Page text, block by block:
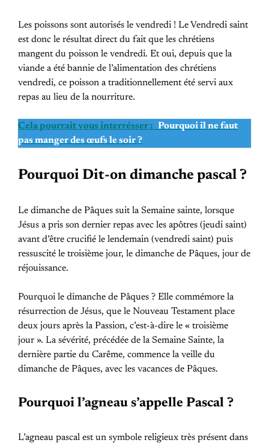
Les poissons sont autorisés le vendredi ! Le Vendredi saint
est donc le résultat direct du fait que les chrétiens
mangent du poisson le vendredi. Et oui, depuis que la
viande a été bannie de l’alimentation des chrétiens
vendredi, ce poisson a traditionnellement été servi aux
repas au lieu de la nourriture.
Cela pourrait vous interrésser : Pourquoi il ne faut
pas manger des œufs le soir ?
Pourquoi Dit-on dimanche pascal ?
Le dimanche de Pâques suit la Semaine sainte, lorsque
Jésus a pris son dernier repas avec les apôtres (jeudi saint)
avant d’être crucifié le lendemain (vendredi saint) puis
ressuscité le troisième jour, le dimanche de Pâques, jour de
réjouissance.
Pourquoi le dimanche de Pâques ? Elle commémore la
résurrection de Jésus, que le Nouveau Testament place
deux jours après la Passion, c’est-à-dire le « troisième
jour ». La sévérité, précédée de la Semaine Sainte, la
dernière partie du Carême, commence la veille du
dimanche de Pâques, avec les vacances de Pâques.
Pourquoi l’agneau s’appelle Pascal ?
L’agneau pascal est un symbole religieux très présent dans